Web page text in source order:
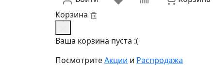
Корзина
Ваша корзина пуста :(
ПосмотритеАкции и Распродажа